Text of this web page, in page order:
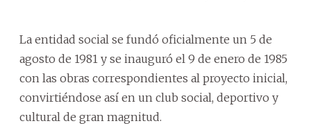
La entidad social se fundó oficialmente un 5 de
agosto de 1981 y se inauguró el 9 de enero de 1985
con las obras correspondientes al proyecto inicial,
convirtiéndose así en un club social, deportivo y
cultural de gran magnitud.